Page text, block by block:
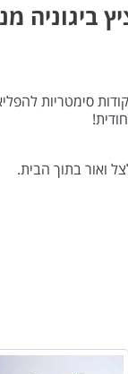
ביגוניה
סימטריות
ואור בתוך הבית.